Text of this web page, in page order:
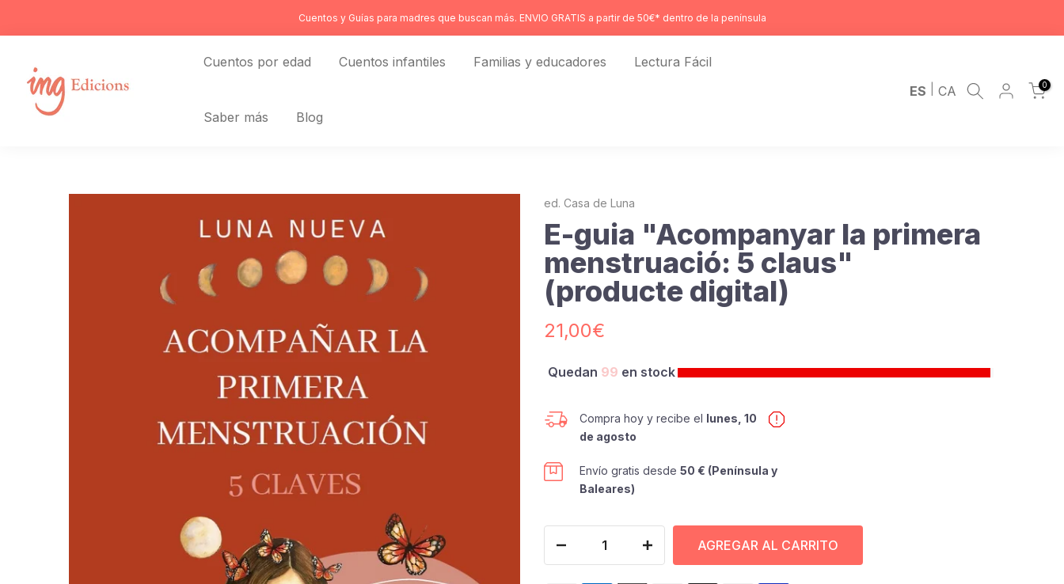
al
Cuentos y Guías para madres que buscan más. ENVIO GRATIS a partir de 50€* dentro de la península
Cuentos por edad Cuentos infantiles Familias y educadores Lectura Fácil
Saber más Blog
ES CA 0
ed. Casa de Luna
E-guia "Acompanyar la primera
menstruació: 5 claus"
(producte digital)
21,00€
Quedan 99 en stock
Compra hoy y recibe el lunes, 10
de agosto
Envío gratis desde 50 € (Península y
Baleares)
AGREGAR AL CARRITO